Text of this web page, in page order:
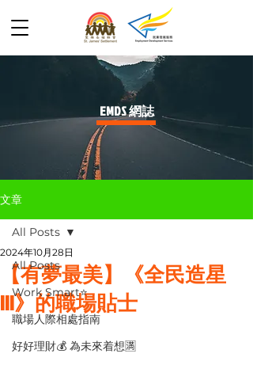
​EMDS 網誌
文章
All Posts
Work Smart⭐️
職場人際相處指南
好好理財💰 為未來着想🈵
All Posts
【有夢最美】《全民造星
III》的職場貼士
2024年10月28日